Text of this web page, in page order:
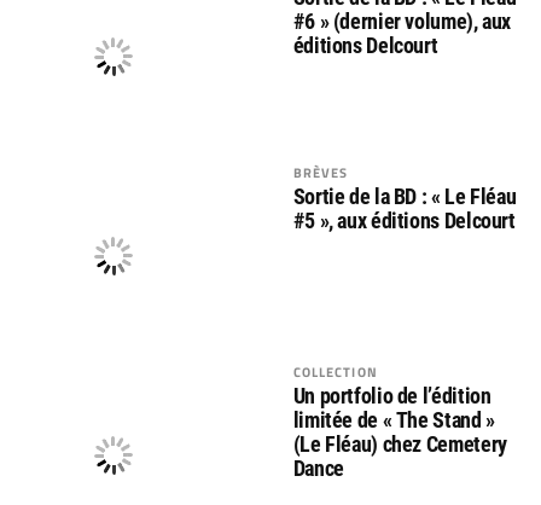
#6 » (dernier volume), aux
éditions Delcourt
BRÈVES
Sortie de la BD : « Le Fléau
#5 », aux éditions Delcourt
COLLECTION
Un portfolio de l’édition
limitée de « The Stand »
(Le Fléau) chez Cemetery
Dance